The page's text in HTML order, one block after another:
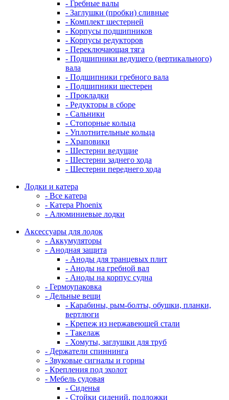
- Гребные валы
- Заглушки (пробки) сливные
- Комплект шестерней
- Корпусы подшипников
- Корпусы редукторов
- Переключающая тяга
- Подшипники ведущего (вертикального)
вала
- Подшипники гребного вала
- Подшипники шестерен
- Прокладки
- Редукторы в сборе
- Сальники
- Стопорные кольца
- Уплотнительные кольца
- Храповики
- Шестерни ведущие
- Шестерни заднего хода
- Шестерни переднего хода
Лодки и катера
- Все катера
- Катера Phoenix
- Алюминиевые лодки
Аксессуары для лодок
- Аккумуляторы
- Анодная защита
- Аноды для транцевых плит
- Аноды на гребной вал
- Аноды на корпус судна
- Гермоупаковка
- Дельные вещи
- Карабины, рым-болты, обушки, планки,
вертлюги
- Крепеж из нержавеющей стали
- Такелаж
- Хомуты, заглушки для труб
- Держатели спиннинга
- Звуковые сигналы и горны
- Крепления под эхолот
- Мебель судовая
- Сиденья
- Стойки сидений, подложки